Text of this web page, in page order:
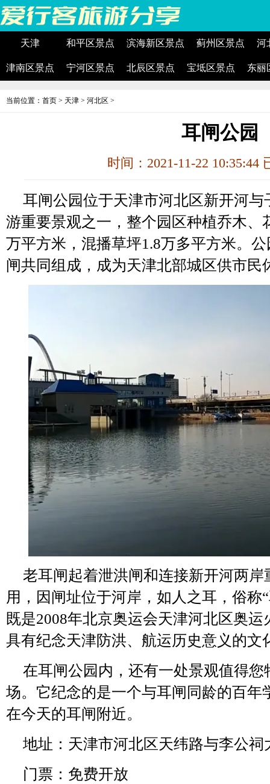
天津 和平区景点 滨海新区景点 蓟州区景点 河
津南区景点 宁河区景点 北辰区景点 宝坻区景点 东丽
当前位置： 首页 > 天津 > 河北区 >
耳闸公园
时间：2021-11-22 10:35:44
耳闸公园位于天津市河北区新开河
游重要景观之一，整个园区种植乔木、
万平方米，混播草坪1.8万多平方米。
闸共同组成，成为天津北部城区供市民
老耳闸起着泄洪闸和连接新开河两
用，因闸址位于河岸，如人之耳，俗称
既是2008年北京奥运会天津河北区奥
具有纪念天津防洪、航运历史意义的文
在耳闸公园内，还有一处景观值得
场。它纪念的是一个与耳闸同龄的百年
在今天的耳闸附近。
地址：天津市河北区天纬路与李公祠
门票：免费开放